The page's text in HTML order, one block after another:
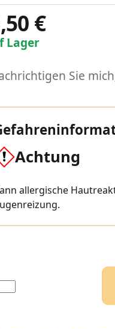
Lager
€
Sie
Achtung
allergische